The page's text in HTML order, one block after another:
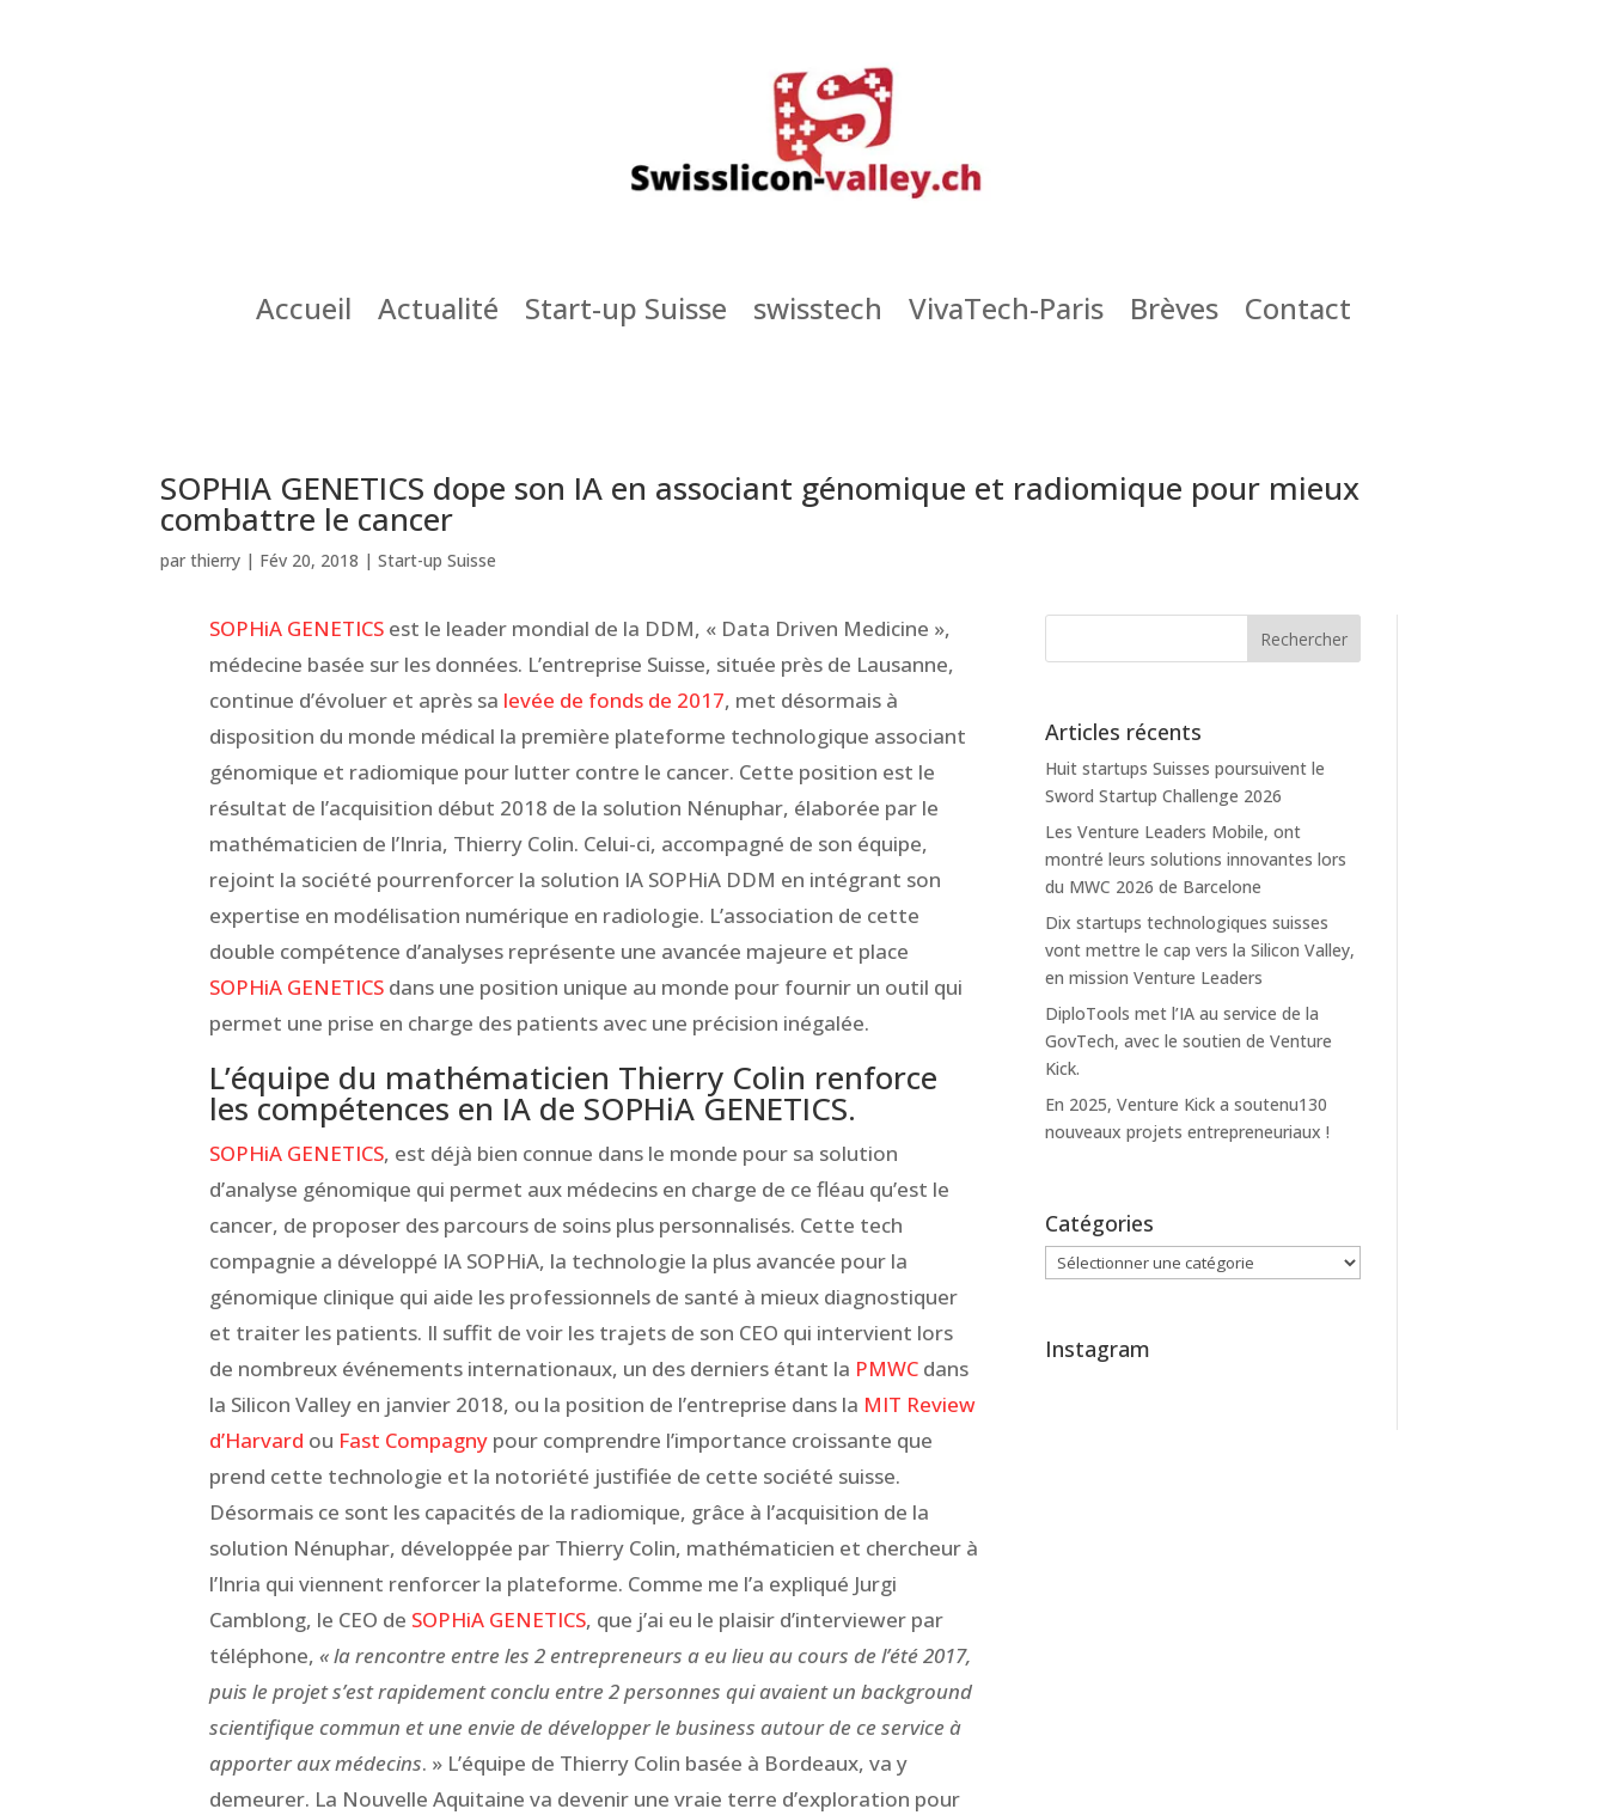
Accueil Actualité Start-up Suisse swisstech VivaTech-Paris Brèves Contact
SOPHIA GENETICS dope son IA en associant génomique et radiomique pour mieux
combattre le cancer
parthierry | Fév 20, 2018 |Start-up Suisse
SOPHiA GENETICS est le leader mondial de la DDM, « Data Driven Medicine »,
médecine basée sur les données. L’entreprise Suisse, située près de Lausanne,
continue d’évoluer et après sa levée de fonds de 2017, met désormais à
disposition du monde médical la première plateforme technologique associant
génomique et radiomique pour lutter contre le cancer. Cette position est le
résultat de l’acquisition début 2018 de la solution Nénuphar, élaborée par le
mathématicien de l’Inria, Thierry Colin. Celui-ci, accompagné de son équipe,
rejoint la société pourrenforcer la solution IA SOPHiA DDM en intégrant son
expertise en modélisation numérique en radiologie. L’association de cette
double compétence d’analyses représente une avancée majeure et place
SOPHiA GENETICS dans une position unique au monde pour fournir un outil qui
permet une prise en charge des patients avec une précision inégalée.
L’équipe du mathématicien Thierry Colin renforce
les compétences en IA de SOPHiA GENETICS.
SOPHiA GENETICS, est déjà bien connue dans le monde pour sa solution
d’analyse génomique qui permet aux médecins en charge de ce fléau qu’est le
cancer, de proposer des parcours de soins plus personnalisés. Cette tech
compagnie a développé IA SOPHiA, la technologie la plus avancée pour la
génomique clinique qui aide les professionnels de santé à mieux diagnostiquer
et traiter les patients. Il suffit de voir les trajets de son CEO qui intervient lors
de nombreux événements internationaux, un des derniers étant la PMWC dans
la Silicon Valley en janvier 2018, ou la position de l’entreprise dans la MIT Review
d’Harvard ou Fast Compagny pour comprendre l’importance croissante que
prend cette technologie et la notoriété justifiée de cette société suisse.
Désormais ce sont les capacités de la radiomique, grâce à l’acquisition de la
solution Nénuphar, développée par Thierry Colin, mathématicien et chercheur à
l’Inria qui viennent renforcer la plateforme. Comme me l’a expliqué Jurgi
Camblong, le CEO de SOPHiA GENETICS, que j’ai eu le plaisir d’interviewer par
téléphone, « la rencontre entre les 2 entrepreneurs a eu lieu au cours de l’été 2017,
puis le projet s’est rapidement conclu entre 2 personnes qui avaient un background
scientifique commun et une envie de développer le business autour de ce service à
apporter aux médecins. » L’équipe de Thierry Colin basée à Bordeaux, va y
demeurer. La Nouvelle Aquitaine va devenir une vraie terre d’exploration pour
Articles récents
Huit startups Suisses poursuivent le
Sword Startup Challenge 2026
Les Venture Leaders Mobile, ont
montré leurs solutions innovantes lors
du MWC 2026 de Barcelone
Dix startups technologiques suisses
vont mettre le cap vers la Silicon Valley,
en mission Venture Leaders
DiploTools met l’IA au service de la
GovTech, avec le soutien de Venture
Kick.
En 2025, Venture Kick a soutenu130
nouveaux projets entrepreneuriaux !
Catégories
Catégories
Instagram